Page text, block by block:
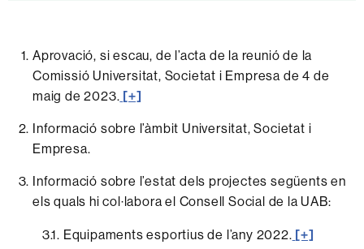
Aprovació, si escau, de l’acta de la reunió de la
Comissió Universitat, Societat i Empresa de 4 de
maig de 2023. [+]
Informació sobre l’àmbit Universitat, Societat i
Empresa.
Informació sobre l’estat dels projectes següents en
els quals hi col·labora el Consell Social de la UAB:
3.1. Equipaments esportius de l’any 2022. [+]